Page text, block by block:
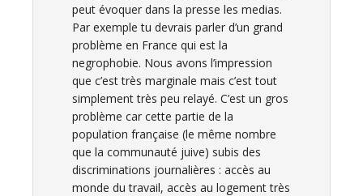
peut évoquer dans la presse les medias.
Par exemple tu devrais parler d’un grand
problème en France qui est la
negrophobie. Nous avons l’impression
que c’est très marginale mais c’est tout
simplement très peu relayé. C’est un gros
problème car cette partie de la
population française (le même nombre
que la communauté juive) subis des
discriminations journalières : accès au
monde du travail, accès au logement très